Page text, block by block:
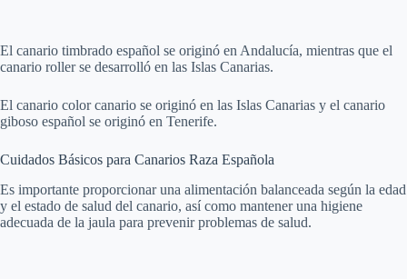
El canario timbrado español se originó en Andalucía, mientras que el
canario roller se desarrolló en las Islas Canarias.
El canario color canario se originó en las Islas Canarias y el canario
giboso español se originó en Tenerife.
Cuidados Básicos para Canarios Raza Española
Es importante proporcionar una alimentación balanceada según la edad
y el estado de salud del canario, así como mantener una higiene
adecuada de la jaula para prevenir problemas de salud.